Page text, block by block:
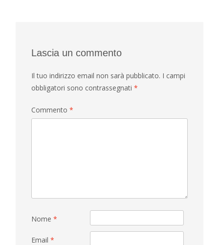
Lascia un commento
Il tuo indirizzo email non sarà pubblicato. I campi
obbligatori sono contrassegnati *
Commento *
Nome *
Email *